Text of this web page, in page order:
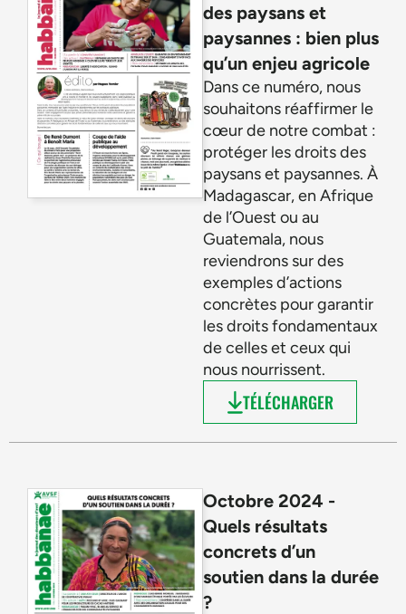
des paysans et
paysannes : bien plus
qu’un enjeu agricole
Dans ce numéro, nous
souhaitons réaffirmer le
cœur de notre combat :
protéger les droits des
paysans et paysannes. À
Madagascar, en Afrique
de l’Ouest ou au
Guatemala, nous
reviendrons sur des
exemples d’actions
concrètes pour garantir
les droits fondamentaux
de celles et ceux qui
nous nourrissent.
TÉLÉCHARGER
Octobre 2024 -
Quels résultats
concrets d’un
soutien dans la durée
?